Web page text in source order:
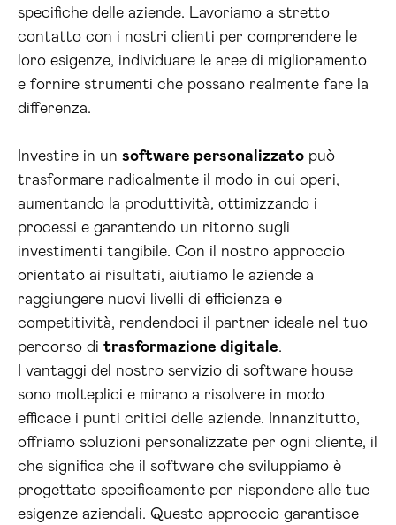
specifiche delle aziende. Lavoriamo a stretto
contatto con i nostri clienti per comprendere le
loro esigenze, individuare le aree di miglioramento
e fornire strumenti che possano realmente fare la
differenza.
Investire in un software personalizzato può
trasformare radicalmente il modo in cui operi,
aumentando la produttività, ottimizzando i
processi e garantendo un ritorno sugli
investimenti tangibile. Con il nostro approccio
orientato ai risultati, aiutiamo le aziende a
raggiungere nuovi livelli di efficienza e
competitività, rendendoci il partner ideale nel tuo
percorso di trasformazione digitale.
I vantaggi del nostro servizio di software house
sono molteplici e mirano a risolvere in modo
efficace i punti critici delle aziende. Innanzitutto,
offriamo soluzioni personalizzate per ogni cliente, il
che significa che il software che sviluppiamo è
progettato specificamente per rispondere alle tue
esigenze aziendali. Questo approccio garantisce